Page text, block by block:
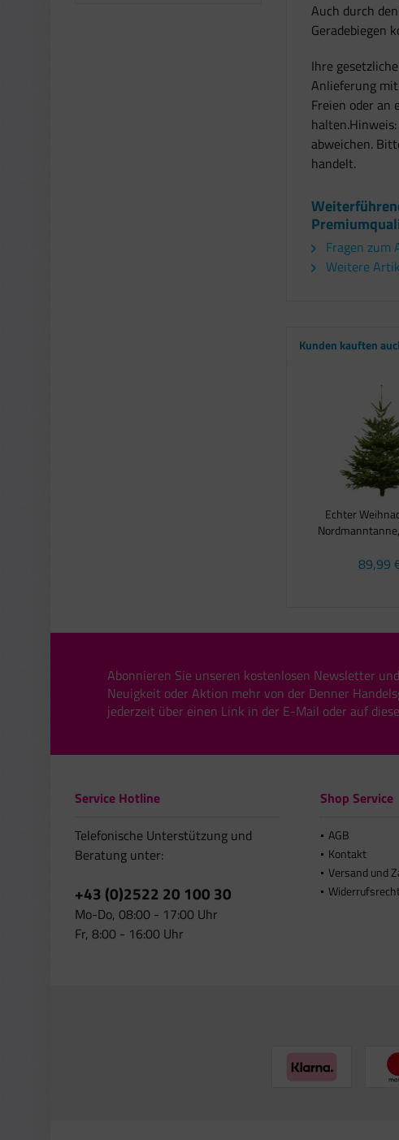
Auch durch
Geradebiegen
Ihre
Anlieferung
Freien oder an
abweichen.
handelt.
Fragen zum
Weitere
Kunden kauften
Echter
89,99
Abonnieren Sie unseren kostenlosen Newsletter
Neuigkeit oder Aktion mehr von der Denner
jederzeit über einen Link in der E-Mail oder auf
Service Hotline
Telefonische Unterstützung und
Beratung unter:
+43 (0)2522 20 100 30
Mo-Do, 08:00 - 17:00 Uhr
Fr, 8:00 - 16:00 Uhr
Shop Service
AGB
Kontakt
Versand und